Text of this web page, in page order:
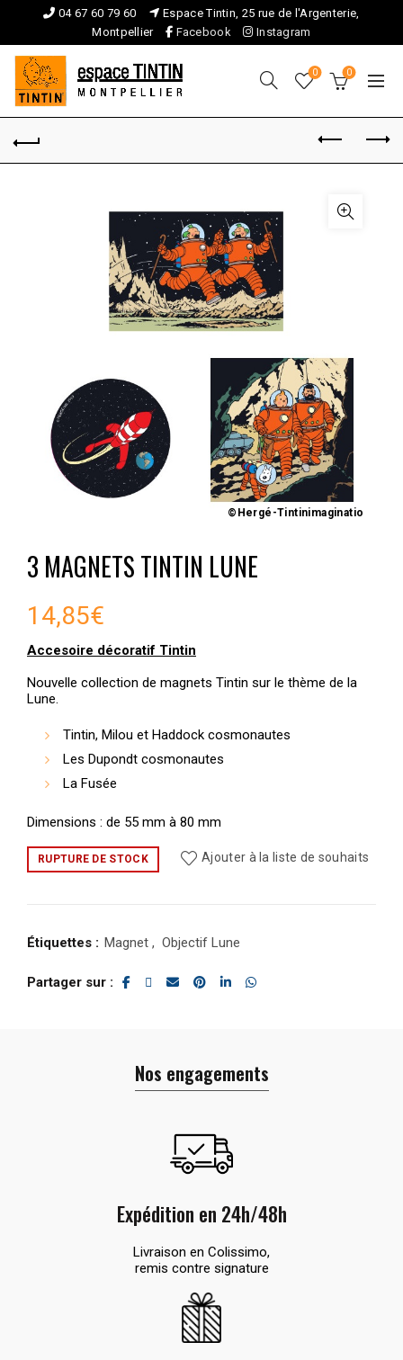
04 67 60 79 60
Espace Tintin, 25 rue de l'Argenterie,
Montpellier
Facebook Instagram
0 0
©Hergé-Tintinimaginatio
3 MAGNETS TINTIN LUNE
14,85€
Accesoire décoratif Tintin
Nouvelle collection de magnets Tintin sur le thème de la
Lune.
Tintin, Milou et Haddock cosmonautes
Les Dupondt cosmonautes
La Fusée
Dimensions : de 55 mm à 80 mm
RUPTURE DE STOCK Ajouter à la liste de souhaits
Étiquettes : Magnet , Objectif Lune
Partager sur
Nos engagements
Expédition en 24h/48h
Livraison en Colissimo,
remis contre signature